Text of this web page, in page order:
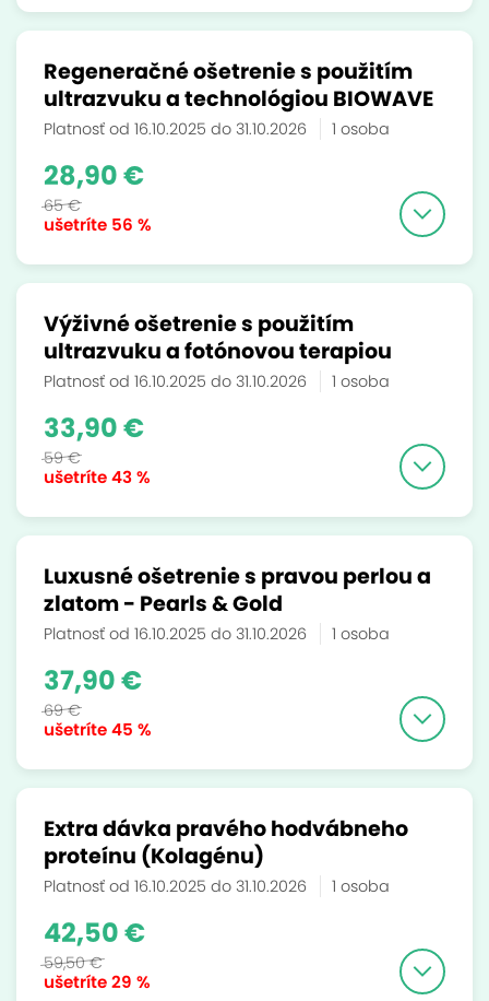
Regeneračné ošetrenie s použitím
ultrazvuku a technológiou BIOWAVE
Platnosť od 16.10.2025 do 31.10.2026 1 osoba
ušetríte 56 %
28,90 €
65 €
Výživné ošetrenie s použitím
ultrazvuku a fotónovou terapiou
Platnosť od 16.10.2025 do 31.10.2026 1 osoba
ušetríte43 %
33,90 €
59 €
Luxusné ošetrenie s pravou perlou a
zlatom - Pearls & Gold
Platnosť od 16.10.2025 do 31.10.2026 1 osoba
ušetríte45 %
37,90 €
69 €
Extra dávka pravého hodvábneho
proteínu (Kolagénu)
Platnosť od 16.10.2025 do 31.10.2026 1 osoba
ušetríte29 %
42,50 €
59,50 €